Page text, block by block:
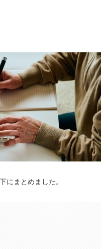
にまとめました。